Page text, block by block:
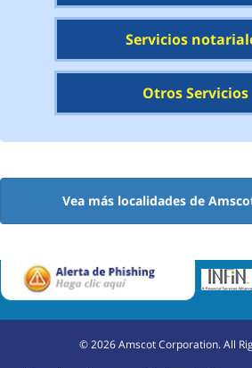
Servicios
Otros Servicios
Vea más localidades de
©2026Amscot Corporation. All